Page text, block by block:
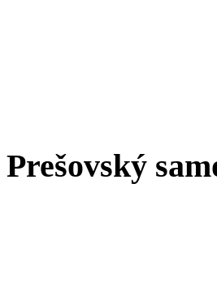
Prešovský